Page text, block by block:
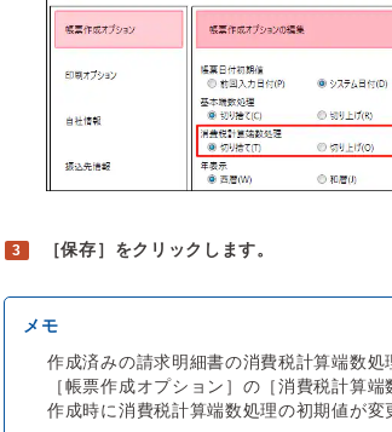
［保存］をクリックします。
作成済みの請求明細書の消費税計算端数処
［帳票作成オプション］の［消費税計算
作成時に消費税計算端数処理の初期値が変